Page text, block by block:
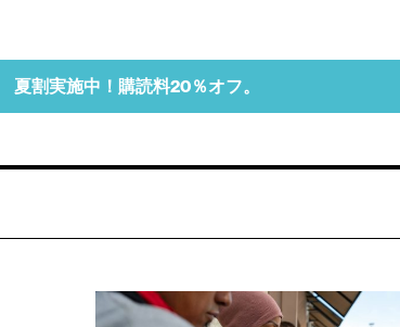
夏割実施中！購読料20％オフ。